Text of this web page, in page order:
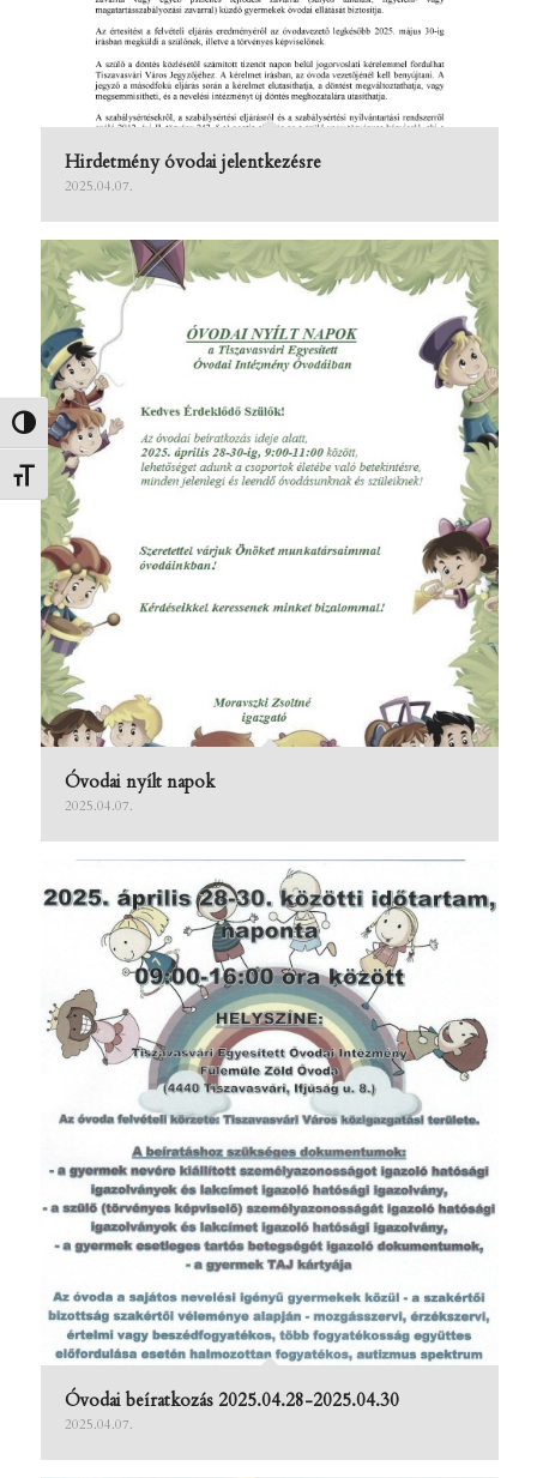
Nagy kontraszt váltása
Betűméret váltása
Hirdetmény óvodai jelentkezésre
2025.04.07.
Óvodai nyílt napok
2025.04.07.
Óvodai beíratkozás 2025.04.28-2025.04.30
2025.04.07.